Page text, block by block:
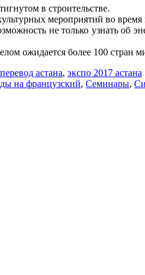
в строительстве.
мероприятий во время
не только узнать об
ожидается более 100 стран
астана, экспо 2017 астана
на французский, Семинары,